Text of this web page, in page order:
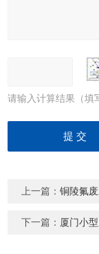
请输入计算结果（填
上一篇：铜陵氟
下一篇： 厦门小